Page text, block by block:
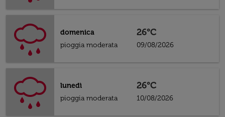
domenica
pioggia moderata
26°C
09/08/2026
lunedì
pioggia moderata
26°C
10/08/2026